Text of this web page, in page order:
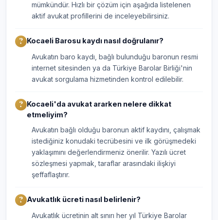
mümkündür. Hızlı bir çözüm için aşağıda listelenen
aktif avukat profillerini de inceleyebilirsiniz.
Kocaeli Barosu kaydı nasıl doğrulanır?
Avukatın baro kaydı, bağlı bulunduğu baronun resmi
internet sitesinden ya da Türkiye Barolar Birliği'nin
avukat sorgulama hizmetinden kontrol edilebilir.
Kocaeli'da avukat ararken nelere dikkat
etmeliyim?
Avukatın bağlı olduğu baronun aktif kaydını, çalışmak
istediğiniz konudaki tecrübesini ve ilk görüşmedeki
yaklaşımını değerlendirmeniz önerilir. Yazılı ücret
sözleşmesi yapmak, taraflar arasındaki ilişkiyi
şeffaflaştırır.
Avukatlık ücreti nasıl belirlenir?
Avukatlık ücretinin alt sınırı her yıl Türkiye Barolar